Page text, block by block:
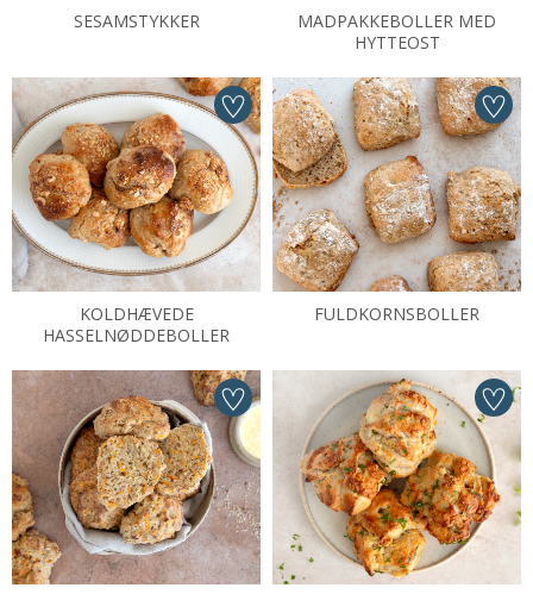
SESAMSTYKKER
MADPAKKEBOLLER MED
HYTTEOST
KOLDHÆVEDE
HASSELNØDDEBOLLER
FULDKORNSBOLLER